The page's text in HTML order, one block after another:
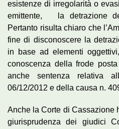
esistenze di irregolarità o
emittente, la detrazione
Pertanto risulta chiaro che
fine di disconoscere la
in base ad elementi
conoscenza della frode
anche sentenza relativa
06/12/2012 e della causa n.
Anche la Corte di Cassazione
giurisprudenza dei giudici